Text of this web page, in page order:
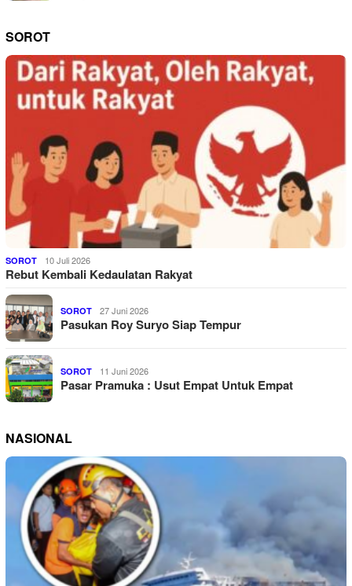
SOROT
SOROT 10 Juli 2026
Rebut Kembali Kedaulatan Rakyat
SOROT 27 Juni 2026
Pasukan Roy Suryo Siap Tempur
SOROT 11 Juni 2026
Pasar Pramuka : Usut Empat Untuk Empat
NASIONAL